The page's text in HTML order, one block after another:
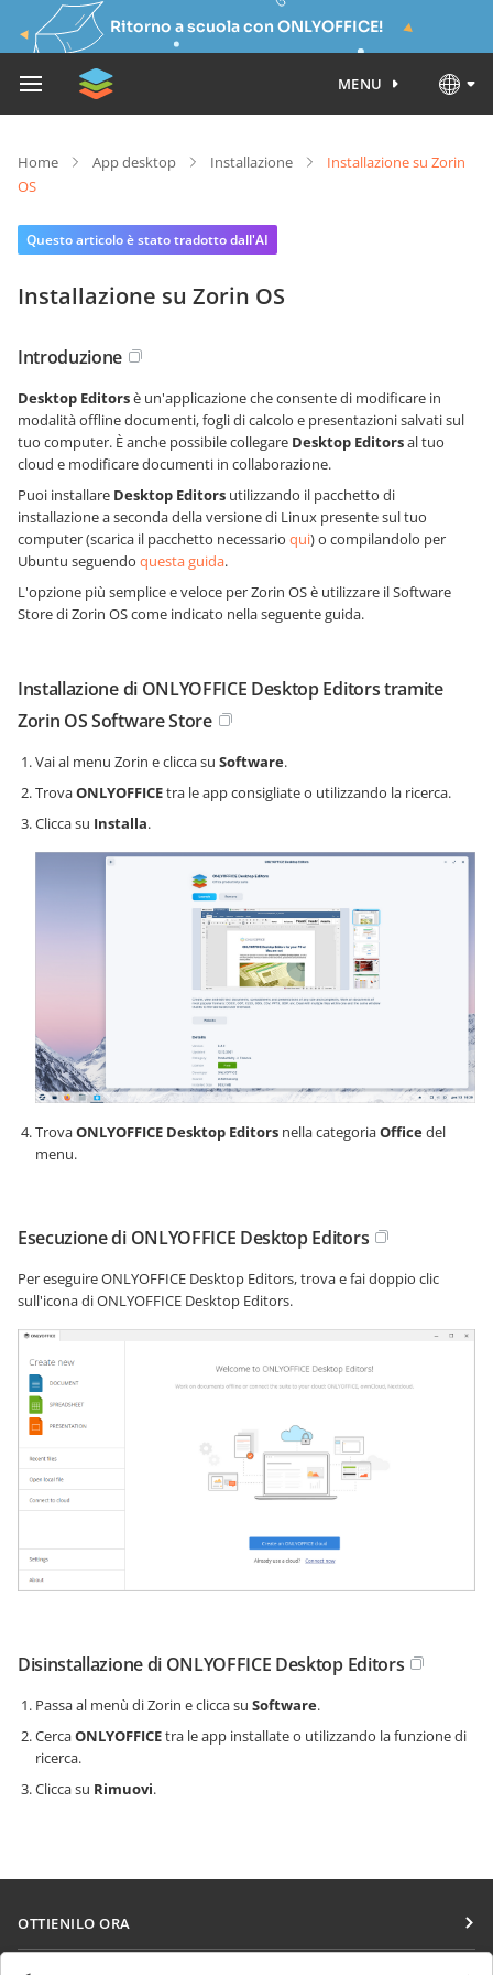
Ritorno a scuola con ONLYOFFICE!
MENU
Home App desktop Installazione
Installazione su Zorin
OS
Questo articolo è stato tradotto dall'AI
Installazione su Zorin OS
Introduzione
Desktop Editorsè un'applicazione che consente di modificare in
modalità offline documenti, fogli di calcolo e presentazioni salvati sul
tuo computer. È anche possibile collegare Desktop Editorsal tuo
cloud e modificare documenti in collaborazione.
Puoi installare Desktop Editors utilizzando il pacchetto di
installazione a seconda della versione di Linux presente sul tuo
computer (scarica il pacchetto necessario qui) o compilandolo per
Ubuntu seguendo questa guida.
L'opzione più semplice e veloce per Zorin OS è utilizzare il Software
Store di Zorin OS come indicato nella seguente guida.
Installazione di ONLYOFFICE Desktop Editors tramite
Zorin OS Software Store
Vai al menu Zorin e clicca su Software.
TrovaONLYOFFICEtra le app consigliate o utilizzando la ricerca.
Clicca su Installa.
TrovaONLYOFFICE Desktop Editors nella categoriaOfficedel
menu.
Esecuzione di ONLYOFFICE Desktop Editors
Per eseguire ONLYOFFICE Desktop Editors, trova e fai doppio clic
sull'icona di ONLYOFFICE Desktop Editors.
Disinstallazione di ONLYOFFICE Desktop Editors
Passa al menù di Zorin e clicca su Software.
CercaONLYOFFICEtra le app installate o utilizzando la funzione di
ricerca.
Clicca su Rimuovi.
OTTIENILO ORA
Docs